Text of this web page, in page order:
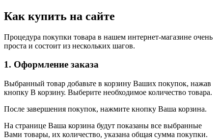
Как купить на сайте
Процедура покупки товара в нашем интернет-магазине очень
проста и состоит из нескольких шагов.
1. Оформление заказа
Выбранный товар добавьте в корзину Ваших покупок, нажав
кнопку В корзину. Выберите необходимое количество товара.
После завершения покупок, нажмите кнопку Ваша корзина.
На странице Ваша корзина будут показаны все выбранные
Вами товары, их количество, указана общая сумма покупки.